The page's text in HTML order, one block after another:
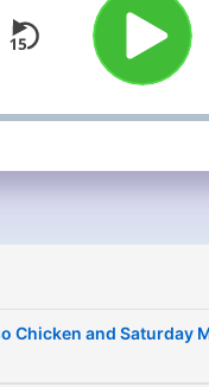
Chicken and Saturday